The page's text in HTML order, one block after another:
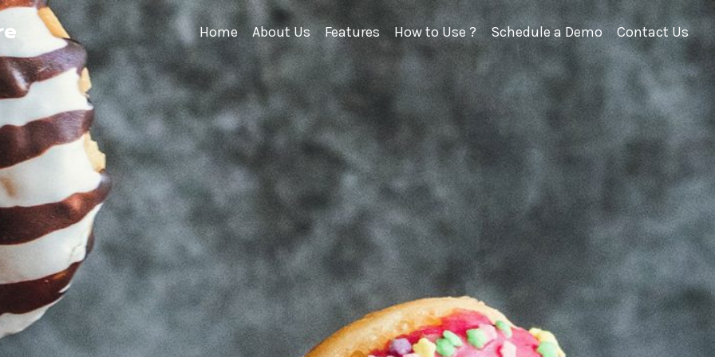
Home About Us Features How to Use ? Schedule a Demo Contact Us